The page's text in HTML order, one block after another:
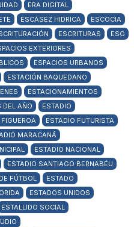
ERA DIGITAL
ESCASEZ HIDRICA
ESCOCIA
ESCRITURAS
ESG
EXTERIORES
ESPACIOS URBANOS
ESTACIÓN BAQUEDANO
ESTACIONAMIENTOS
DEL AÑO
ESTADIO
ESTADIO FUTURISTA
MARACANÁ
ESTADIO NACIONAL
ESTADIO SANTIAGO BERNABÉU
FÚTBOL
ESTADO
ESTADOS UNIDOS
ESTALLIDO SOCIAL